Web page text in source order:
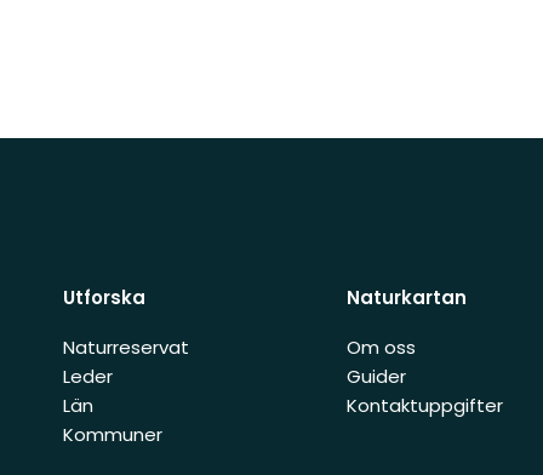
Utforska
Naturreservat
Leder
Län
Kommuner
Naturkartan
Om oss
Guider
Kontaktuppgifter